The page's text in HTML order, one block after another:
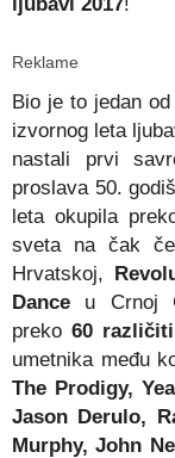
Reklame
Bio je to jedan
izvornog leta
nastali prvi
proslava 50.
leta okupila
sveta na čak
Hrvatskoj,
Dance u Crnoj
preko 60
umetnika među
The Prodigy,
Jason Derulo,
Murphy, John